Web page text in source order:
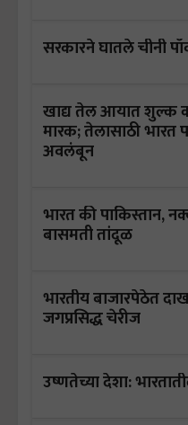
खाद्य तेल आयात शुल्क
मारक; तेलासाठी भारत परदेशावर ७० टक्के
अवलंबून
भारत की पाकिस्तान,
बासमती तांदूळ
भारतीय बाजारपेठेत
जगप्रसिद्ध चेरीज
उष्णतेच्या देशा: